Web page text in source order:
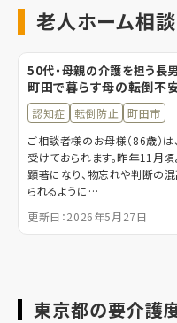
老人ホーム相
50代・母親の介護を担う長男
町田で暮らす母の転倒不
認知症 転倒防止
町田市
ご相談者様のお母様（86歳）
受けておられます。昨年11月
顕著になり、物忘れや判断の
られるように…
更新日：2026年5月27日
東京都の要介護